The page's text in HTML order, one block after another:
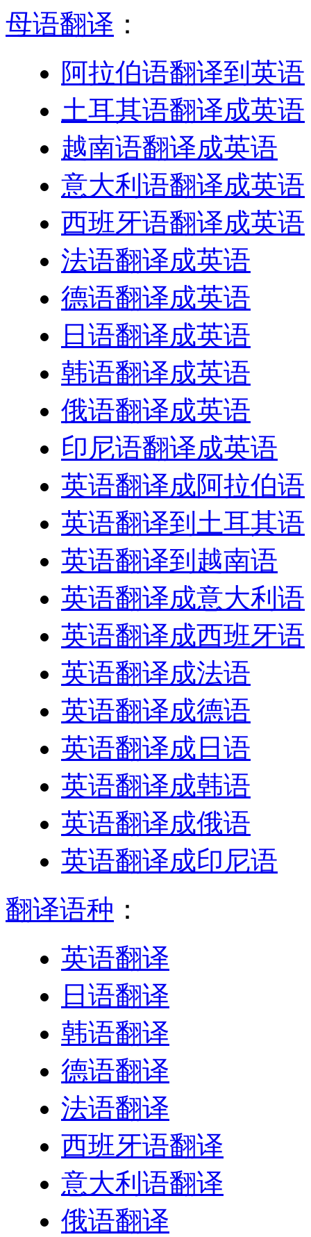
母语翻译 ：
阿拉伯语翻译到英语
土耳其语翻译成英语
越南语翻译成英语
意大利语翻译成英语
西班牙语翻译成英语
法语翻译成英语
德语翻译成英语
日语翻译成英语
韩语翻译成英语
俄语翻译成英语
印尼语翻译成英语
英语翻译成阿拉伯语
英语翻译到土耳其语
英语翻译到越南语
英语翻译成意大利语
英语翻译成西班牙语
英语翻译成法语
英语翻译成德语
英语翻译成日语
英语翻译成韩语
英语翻译成俄语
英语翻译成印尼语
翻译语种 ：
英语翻译
日语翻译
韩语翻译
德语翻译
法语翻译
西班牙语翻译
意大利语翻译
俄语翻译